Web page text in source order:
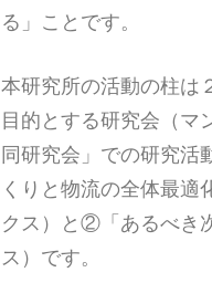
る」ことです。
本研究所の活動の柱は
目的とする研究会（マ
同研究会」での研究活
くりと物流の全体最適
クス）と②「あるべき
ス）です。